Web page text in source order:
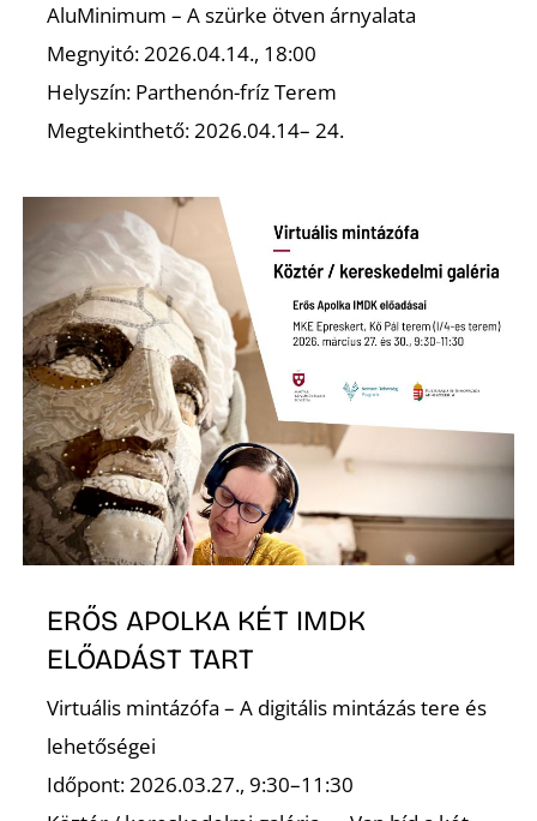
AluMinimum – A szürke ötven árnyalata
Megnyitó: 2026.04.14., 18:00
Helyszín: Parthenón-fríz Terem
Megtekinthető: 2026.04.14– 24.
ERŐS APOLKA KÉT IMDK
ELŐADÁST TART
Virtuális mintázófa – A digitális mintázás tere és
lehetőségei
Időpont: 2026.03.27., 9:30–11:30